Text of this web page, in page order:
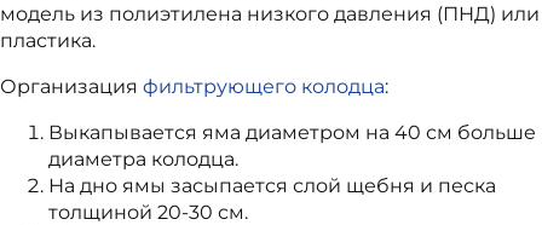
модель из полиэтилена низкого давления (ПНД) или
пластика.
Организация фильтрующего колодца:
Выкапывается яма диаметром на 40 см больше
диаметра колодца.
На дно ямы засыпается слой щебня и песка
толщиной 20-30 см.